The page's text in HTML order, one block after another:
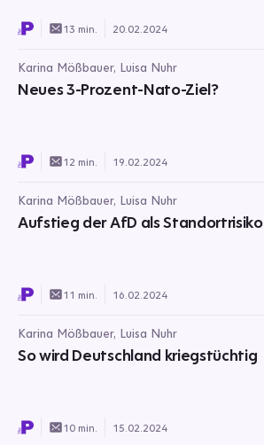
13 min. 20.02.2024
Karina Mößbauer, Luisa Nuhr
Neues 3-Prozent-Nato-Ziel?
12 min. 19.02.2024
Karina Mößbauer, Luisa Nuhr
Aufstieg der AfD als Standortrisiko
11 min. 16.02.2024
Karina Mößbauer, Luisa Nuhr
So wird Deutschland kriegstüchtig
10 min. 15.02.2024